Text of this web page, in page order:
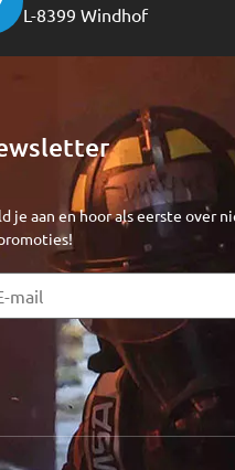
L-8399 Windhof
je aan en hoor als eerste over